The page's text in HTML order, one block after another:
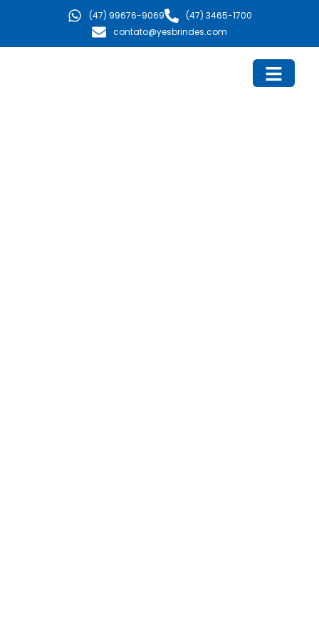
(47) 99676-9069
(47) 3465-1700
contato@yesbrindes.com